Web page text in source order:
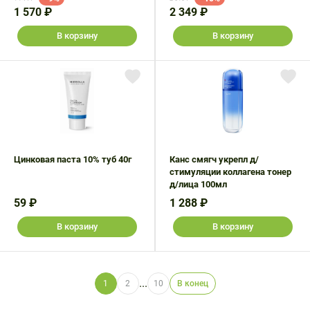
1 570 ₽
В корзину
2 349 ₽
В корзину
Цинковая паста 10% туб 40г
59 ₽
В корзину
Канс смягч укрепл д/
стимуляции коллагена тонер
д/лица 100мл
1 288 ₽
В корзину
1 2 ... 10 В конец